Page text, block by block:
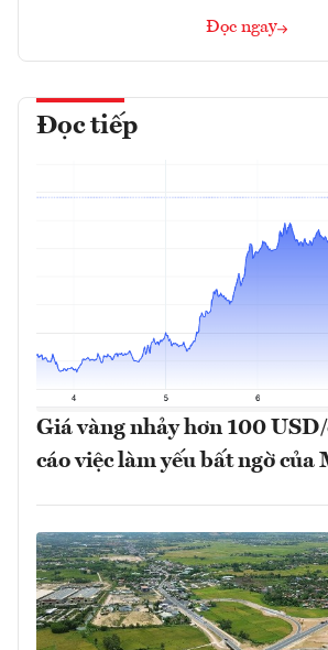
Đọc ngay
Đọc tiếp
Giá vàng nhảy hơn 100
cáo việc làm yếu bất ngờ của